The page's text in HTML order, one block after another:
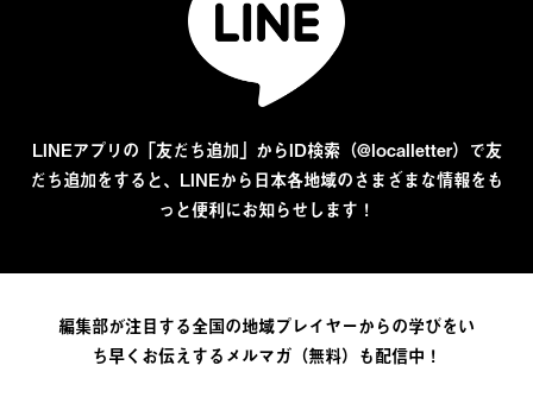
LINEアプリの「友だち追加」からID検索（@localletter）で友
だち追加をすると、LINEから日本各地域のさまざまな情報をも
っと便利にお知らせします！
編集部が注目する全国の地域プレイヤーからの学びをい
ち早くお伝えするメルマガ（無料）も配信中！